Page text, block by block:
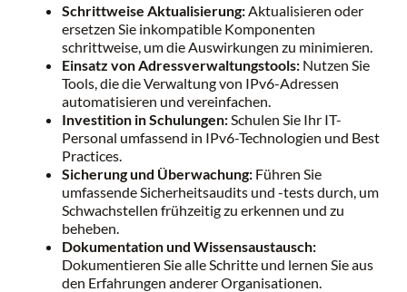
Schrittweise Aktualisierung: Aktualisieren oder
ersetzen Sie inkompatible Komponenten
schrittweise, um die Auswirkungen zu minimieren.
Einsatz von Adressverwaltungstools: Nutzen Sie
Tools, die die Verwaltung von IPv6-Adressen
automatisieren und vereinfachen.
Investition in Schulungen: Schulen Sie Ihr IT-
Personal umfassend in IPv6-Technologien und Best
Practices.
Sicherung und Überwachung: Führen Sie
umfassende Sicherheitsaudits und -tests durch, um
Schwachstellen frühzeitig zu erkennen und zu
beheben.
Dokumentation und Wissensaustausch:
Dokumentieren Sie alle Schritte und lernen Sie aus
den Erfahrungen anderer Organisationen.